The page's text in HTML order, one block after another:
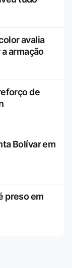
avalia
armação
de
Bolívar em
preso em